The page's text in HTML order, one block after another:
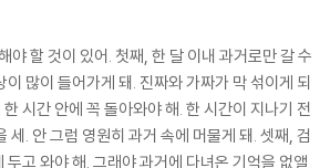
야 할 것이 있어. 첫째, 한 달 이내 과거로만 갈 수
이 많이 들어가게 돼. 진짜와 가짜가 막 섞이게 되
시간 안에 꼭 돌아와야 해. 한 시간이 지나기 전
세. 안 그럼 영원히 과거 속에 머물게 돼. 셋째, 검
두고 와야 해. 그래야 과거에 다녀온 기억을 없앨